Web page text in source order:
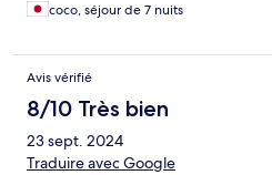
coco, séjour de 7 nuits
Avis vérifié
8/10 Très bien
23 sept. 2024
Traduire avec Google